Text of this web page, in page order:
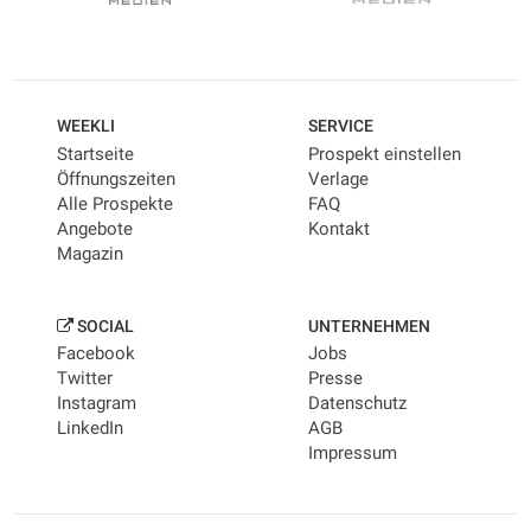
WEEKLI
Startseite
Öffnungszeiten
Alle Prospekte
Angebote
Magazin
SERVICE
Prospekt einstellen
Verlage
FAQ
Kontakt
SOCIAL
Facebook
Twitter
Instagram
LinkedIn
UNTERNEHMEN
Jobs
Presse
Datenschutz
AGB
Impressum